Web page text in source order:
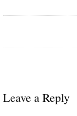
Leave a Reply